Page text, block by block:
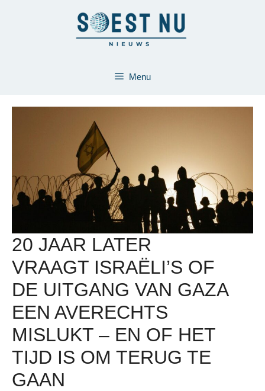
Menu
20 JAAR LATER
VRAAGT ​​ISRAËLI’S OF
DE UITGANG VAN GAZA
EEN AVERECHTS
MISLUKT – EN OF HET
TIJD IS OM TERUG TE
GAAN